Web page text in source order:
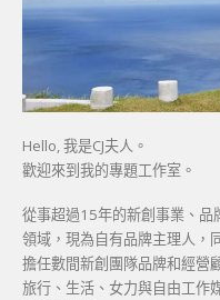
Hello, 我是CJ夫人。
歡迎來到我的專題工作室。
從事超過15年的新創事業、品
領域，現為自有品牌主理人，
擔任數間新創團隊品牌和經營
旅行、生活、女力與自由工作